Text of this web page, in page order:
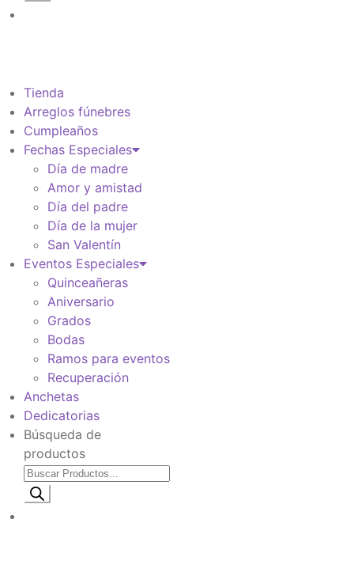
Tienda
Arreglos fúnebres
Cumpleaños
Fechas Especiales
Día de madre
Amor y amistad
Día del padre
Día de la mujer
San Valentín
Eventos Especiales
Quinceañeras
Aniversario
Grados
Bodas
Ramos para eventos
Recuperación
Anchetas
Dedicatorias
Búsqueda de
productos